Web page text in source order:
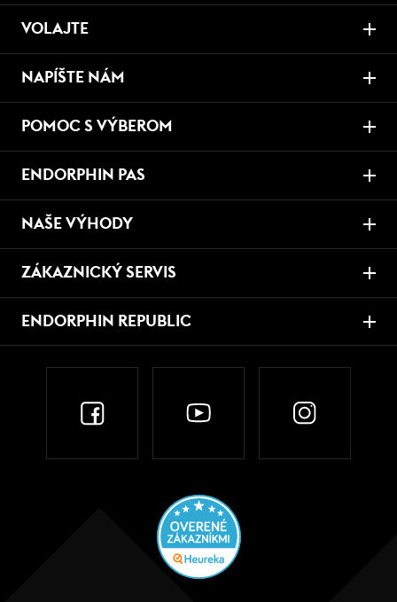
VOLAJTE
NAPÍŠTE NÁM
POMOC S VÝBEROM
ENDORPHIN PAS
NAŠE VÝHODY
ZÁKAZNICKÝ SERVIS
ENDORPHIN REPUBLIC